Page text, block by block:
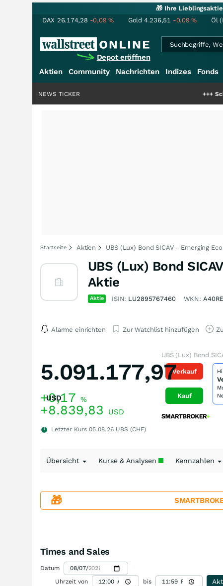
🎁 Ihre
DAX 26.174,28 -0,09% Gold 4.236,51 -0,09% Öl
Depot eröffnen
Aktien Community Nachrichten Indizes Fonds
NEWS TICKER
Startseite Aktien UBS (Lux) Bond SICAV - Emerging
UBS (Lux) Bond
Aktie
Aktie ISIN: LU2895767460 WKN:
Alarme einrichten Zur Watchlist hinzufügen
5.091.177,97
USD
+0,17 %
+8.839,83 USD
Letzter Kurs 05.08.26 UBS (CHF)
UBS (Lux) Bond
Verkauf
Kauf
Übersicht Kurse & Analysen Kennzahlen
🎁
Times and Sales
Datum
Uhrzeit von
bis